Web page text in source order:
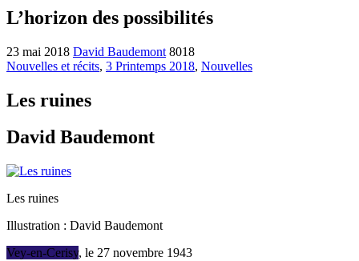
L’horizon des possibilités
23 mai 2018 David Baudemont 8018
Nouvelles et récits, 3 Printemps 2018, Nouvelles
Les ruines
David Baudemont
Les ruines
Illustration : David Baudemont
Vey-en-Cerisy, le 27 novembre 1943